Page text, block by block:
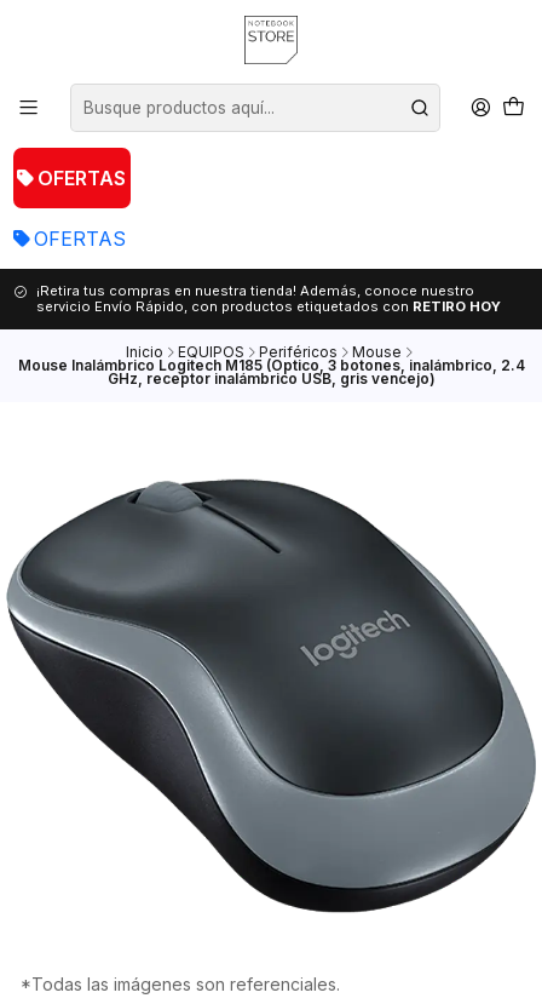
OFERTAS
OFERTAS
¡Retira tus compras en nuestra tienda! Además, conoce nuestro
servicio Envío Rápido, con productos etiquetados con RETIRO HOY
Inicio EQUIPOS Periféricos Mouse
Mouse Inalámbrico Logitech M185 (Optico, 3 botones, inalámbrico, 2.4
GHz, receptor inalámbrico USB, gris vencejo)
*Todas las imágenes son referenciales.